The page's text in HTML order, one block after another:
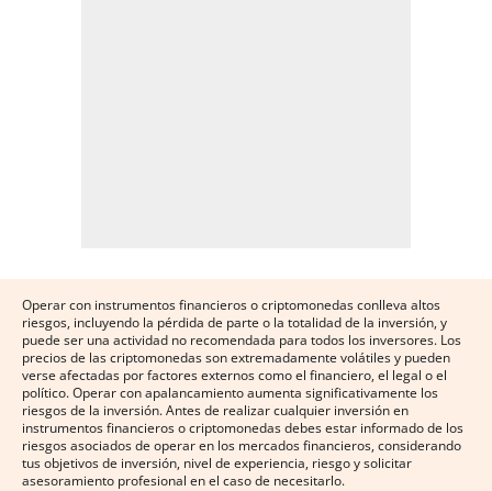
Operar con instrumentos financieros o criptomonedas conlleva altos
riesgos, incluyendo la pérdida de parte o la totalidad de la inversión, y
puede ser una actividad no recomendada para todos los inversores. Los
precios de las criptomonedas son extremadamente volátiles y pueden
verse afectadas por factores externos como el financiero, el legal o el
político. Operar con apalancamiento aumenta significativamente los
riesgos de la inversión. Antes de realizar cualquier inversión en
instrumentos financieros o criptomonedas debes estar informado de los
riesgos asociados de operar en los mercados financieros, considerando
tus objetivos de inversión, nivel de experiencia, riesgo y solicitar
asesoramiento profesional en el caso de necesitarlo.